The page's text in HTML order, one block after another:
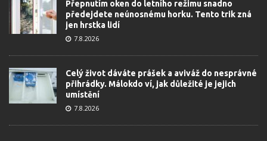
Přepnutím oken do letního režimu snadno
předejdete neúnosnému horku. Tento trik zná
jen hrstka lidí
7.8.2026
Celý život dáváte prášek a aviváž do nesprávné
přihrádky. Málokdo ví, jak důležité je jejich
umístění
7.8.2026